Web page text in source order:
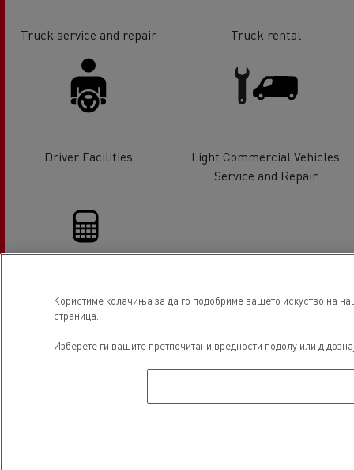
Truck service and repair Truck rental
Driver Facilities
Light Commercial Vehicles
Service and Repair
Financing
Локација
Користиме колачиња за да го подобриме вашето искуство на
страница.
Изберете ги вашите претпочитани вредности подолу или д